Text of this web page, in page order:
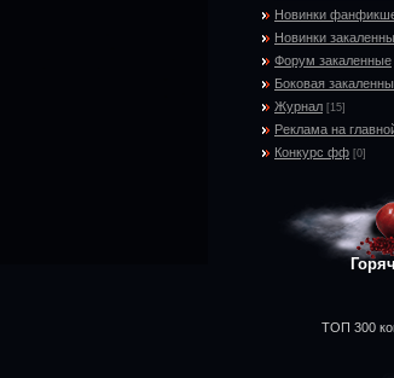
Новинки
Новинки
Форум закаленные
Боковая
Журнал [15]
Реклама на
Конкурс фф [0]
ТОП 300